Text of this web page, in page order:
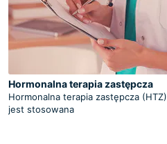
Hormonalna terapia zastępcza
Hormonalna terapia zastępcza (HTZ)
jest stosowana